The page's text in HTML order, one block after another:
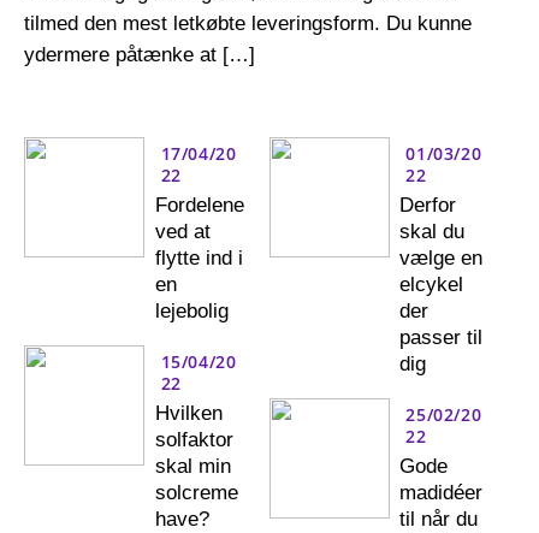
tilmed den mest letkøbte leveringsform. Du kunne
ydermere påtænke at […]
17/04/20
22
Fordelene
ved at
flytte ind i
en
lejebolig
15/04/20
22
Hvilken
solfaktor
skal min
solcreme
have?
01/03/20
22
Derfor
skal du
vælge en
elcykel
der
passer til
dig
25/02/20
22
Gode
madidéer
til når du